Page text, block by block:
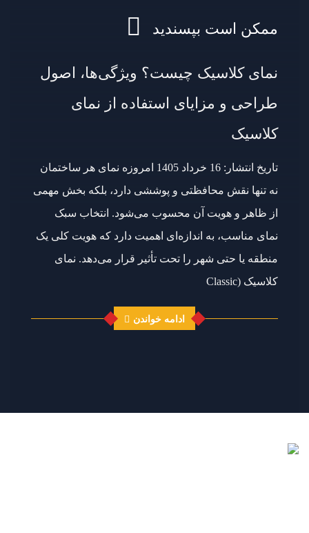
ممکن است بپسندید
نمای کلاسیک چیست؟ ویژگی‌ها، اصول
طراحی و مزایای استفاده از نمای
کلاسیک
تاریخ انتشار: 16 خرداد 1405 امروزه نمای هر ساختمان
نه تنها نقش محافظتی و پوششی دارد، بلکه بخش مهمی
از ظاهر و هویت آن محسوب می‌شود. انتخاب سبک
نمای مناسب، به اندازه‌ای اهمیت دارد که هویت کلی یک
منطقه یا حتی شهر را تحت تأثیر قرار می‌دهد. نمای
کلاسیک (Classic
ادامه خواندن